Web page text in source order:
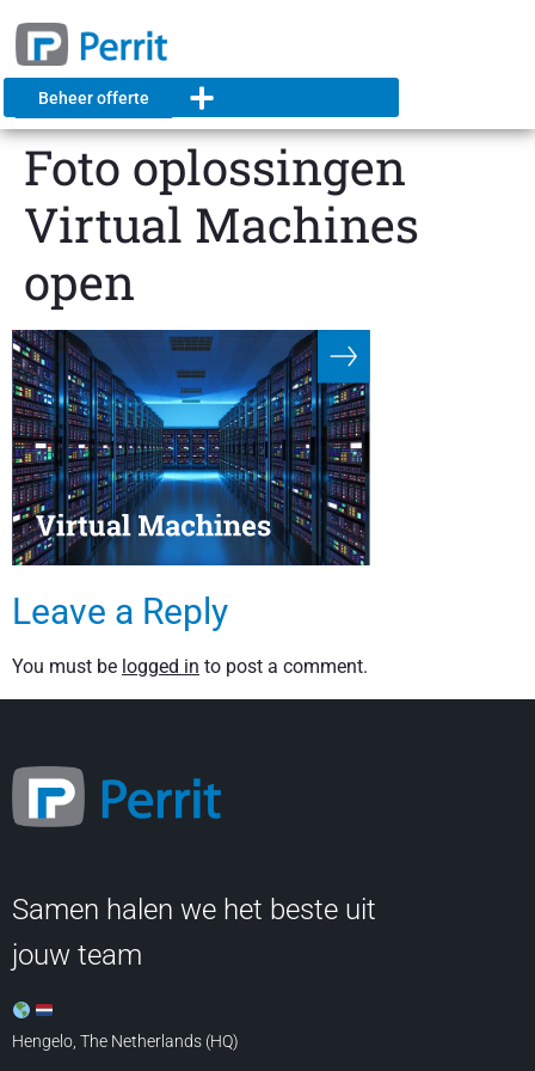
Beheer offerte
Foto oplossingen
Virtual Machines
open
Leave a Reply
You must be logged in to post a comment.
Samen halen we het beste uit
jouw team
Hengelo, The Netherlands (HQ)